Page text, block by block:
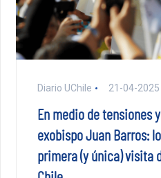
Diario UChile 21-04-2025
En medio de tensiones
exobispo Juan Barros:
primera (y única) visita